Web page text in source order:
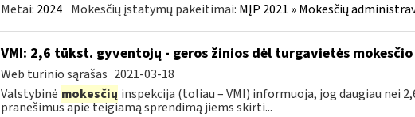
Metai: 2024 Mokesčių įstatymų pakeitimai: MĮP 2021 » Mokesčių
VMI: 2,6 tūkst. gyventojų - geros žinios dėl turgavietės
Web turinio sąrašas 2021-03-18
Valstybinė mokesčių inspekcija (toliau – VMI) informuoja, jog daugiau nei
pranešimus apie teigiamą sprendimą jiems skirti...